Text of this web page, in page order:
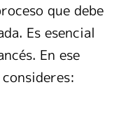
que debe
Es esencial
En ese